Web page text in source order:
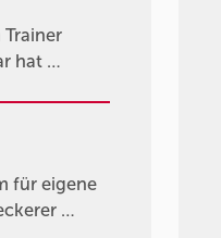
hat …
für eigene
…